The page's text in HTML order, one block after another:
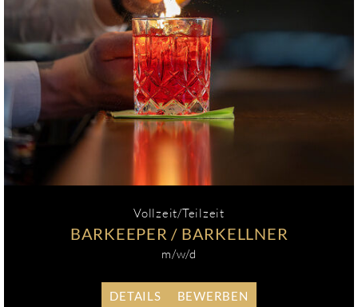
Vollzeit/Teilzeit
BARKEEPER / BARKELLNER
m/w/d
DETAILS BEWERBEN